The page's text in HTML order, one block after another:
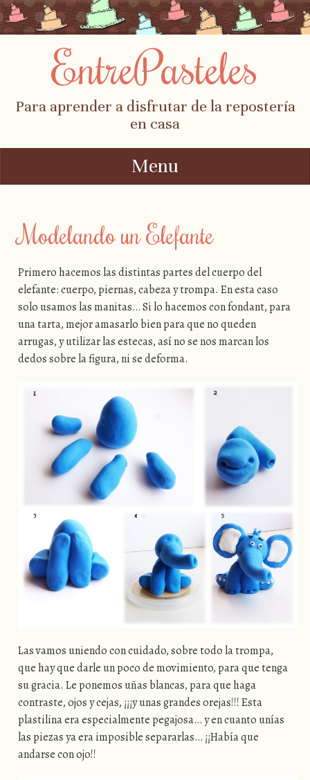
EntrePasteles
Para aprender a disfrutar de la repostería
en casa
Menu
Modelando un Elefante
Primero hacemos las distintas partes del cuerpo del
elefante: cuerpo, piernas, cabeza y trompa. En esta caso
solo usamos las manitas… Si lo hacemos con fondant, para
una tarta, mejor amasarlo bien para que no queden
arrugas, y utilizar las estecas, así no se nos marcan los
dedos sobre la figura, ni se deforma.
Las vamos uniendo con cuidado, sobre todo la trompa,
que hay que darle un poco de movimiento, para que tenga
su gracia. Le ponemos uñas blancas, para que haga
contraste, ojos y cejas, ¡¡¡y unas grandes orejas!!! Esta
plastilina era especialmente pegajosa… y en cuanto unías
las piezas ya era imposible separarlas… ¡¡Había que
andarse con ojo!!